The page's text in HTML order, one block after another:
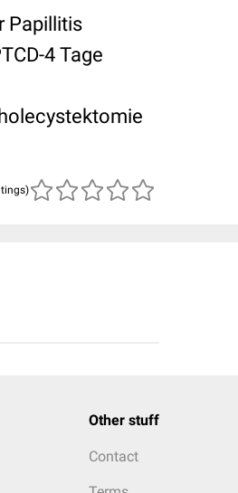
Papillitis
4 Tage
Other stuff
Contact